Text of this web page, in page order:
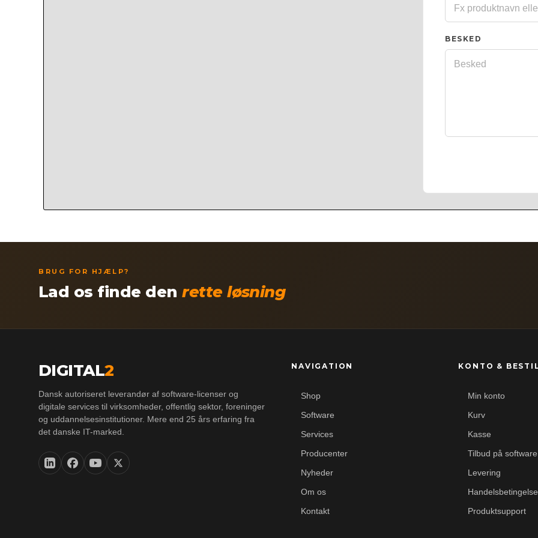
BESKED
BRUG FOR HJÆLP?
Lad os finde denrette løsning
DIGITAL2
Dansk autoriseret leverandør af software-licenser og
digitale services til virksomheder, offentlig sektor, foreninger
og uddannelsesinstitutioner. Mere end 25 års erfaring fra
det danske IT-marked.
NAVIGATION
Shop
Software
Services
Producenter
Nyheder
Om os
Kontakt
KONTO &
Min konto
Kurv
Kasse
Tilbud på software
Levering
Produktsupport